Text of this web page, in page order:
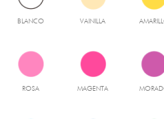
BLANCO VAINILLA
ROSA MAGENTA